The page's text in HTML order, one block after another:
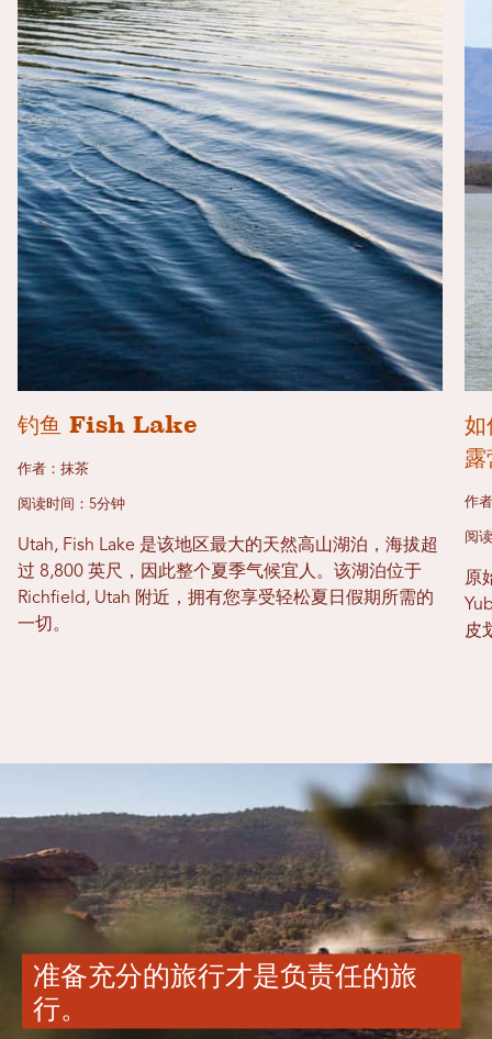
钓鱼 Fish Lake
作者：抹茶
阅读时间：5分钟
Utah, Fish Lake 是该地区最大的天然高山湖泊，海拔超
过 8,800 英尺，因此整个夏季气候宜人。该湖泊位于
Richfield, Utah 附近，拥有您享受轻松夏日假期所需的
一切。
作
阅
原
皮
准备充分的旅行才是负责任的旅
行。